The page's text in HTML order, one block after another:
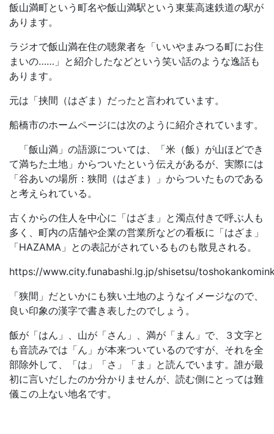
飯山満町という町名や飯山満駅という東葉高速鉄道の駅が
あります。
ラジオで飯山満在住の聴衆者を「いいやまみつる町にお住
まいの……」と紹介したなどという笑い話のような逸話も
あります。
元は「挟間（はざま）だったと言われています。
船橋市のホームページには次のように紹介されています。
「飯山満」の語源については、「米（飯）が山ほどでき
て満ちた土地」からついたという伝えがあるが、実際には
「谷あいの場所：狭間（はざま）」からついたものである
と考えられている。
古くからの住人を中心に「はざま」と濁点付きで呼ぶ人も
多く、町内の店舗や企業の営業所などの看板に「はざま」
「HAZAMA」との表記がされているものも散見される。
https://www.city.funabashi.lg.jp/shisetsu/
「狭間」だといかにも狭い土地のようなイメージなので、
良い印象の漢字で書き表したのでしょう。
飯が「はん」、山が「さん」、満が「まん」で、３文字と
も音読みでは「ん」が本来ついているのですが、それを全
部除外して、「は」「さ」「ま」と読んでいます。誰が最
初に言いだしたのか分かりませんが、読む側にとっては難
儀この上ない地名です。